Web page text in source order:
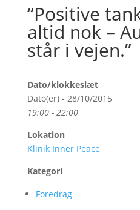
“Positive
altid nok –
står i vejen.”
Dato/klokkeslæt
Dato(er) - 28/10/2015
19:00 - 22:00
Lokation
Klinik Inner Peace
Kategori
Foredrag